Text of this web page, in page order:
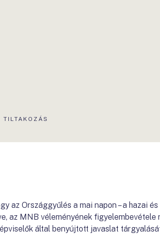
AKTUÁLIS
TILTAKOZÁS
az Országgyűlés a mai napon – a hazai és
az MNB véleményének figyelembevétele
által benyújtott javaslat